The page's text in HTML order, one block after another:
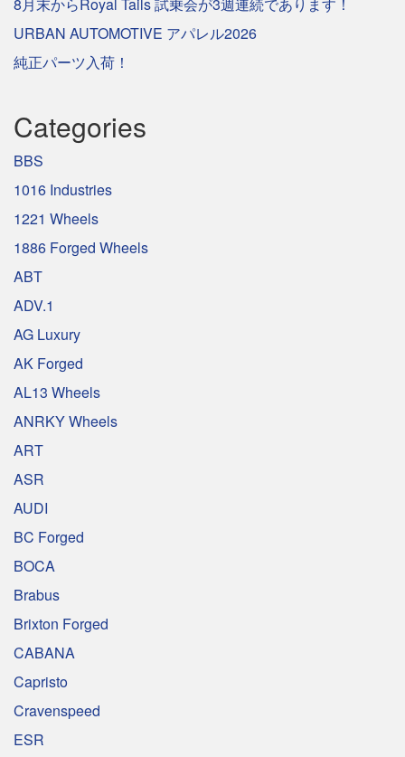
URBAN AUTOMOTIVE アパレル2026
純正パーツ入荷！
Categories
BBS
1016 Industries
1221 Wheels
1886 Forged Wheels
ABT
ADV.1
AG Luxury
AK Forged
AL13 Wheels
ANRKY Wheels
ART
ASR
AUDI
BC Forged
BOCA
Brabus
Brixton Forged
CABANA
Capristo
Cravenspeed
ESR